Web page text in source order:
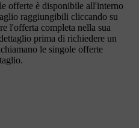
offerte è disponibile all'interno
raggiungibili cliccando su
l'offerta completa nella sua
prima di richiedere un
le singole offerte